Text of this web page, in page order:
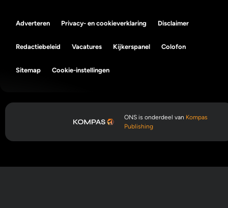
Adverteren Privacy- en cookieverklaring Disclaimer
Redactiebeleid Vacatures Kijkerspanel Colofon
Sitemap Cookie-instellingen
ONS is onderdeel van Kompas
Publishing